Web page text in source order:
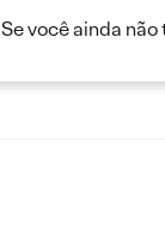
Se você ainda